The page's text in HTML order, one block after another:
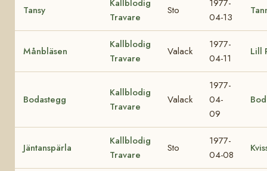
Tansy
Kallblodig
Travare
Sto
1977-
04-13
Månbläsen
Kallblodig
Travare
Valack
1977-
04-11
Lill
Bodastegg
Kallblodig
Travare
Valack
1977-
04-
09
Jäntanspärla
Kallblodig
Travare
Sto
1977-
04-08